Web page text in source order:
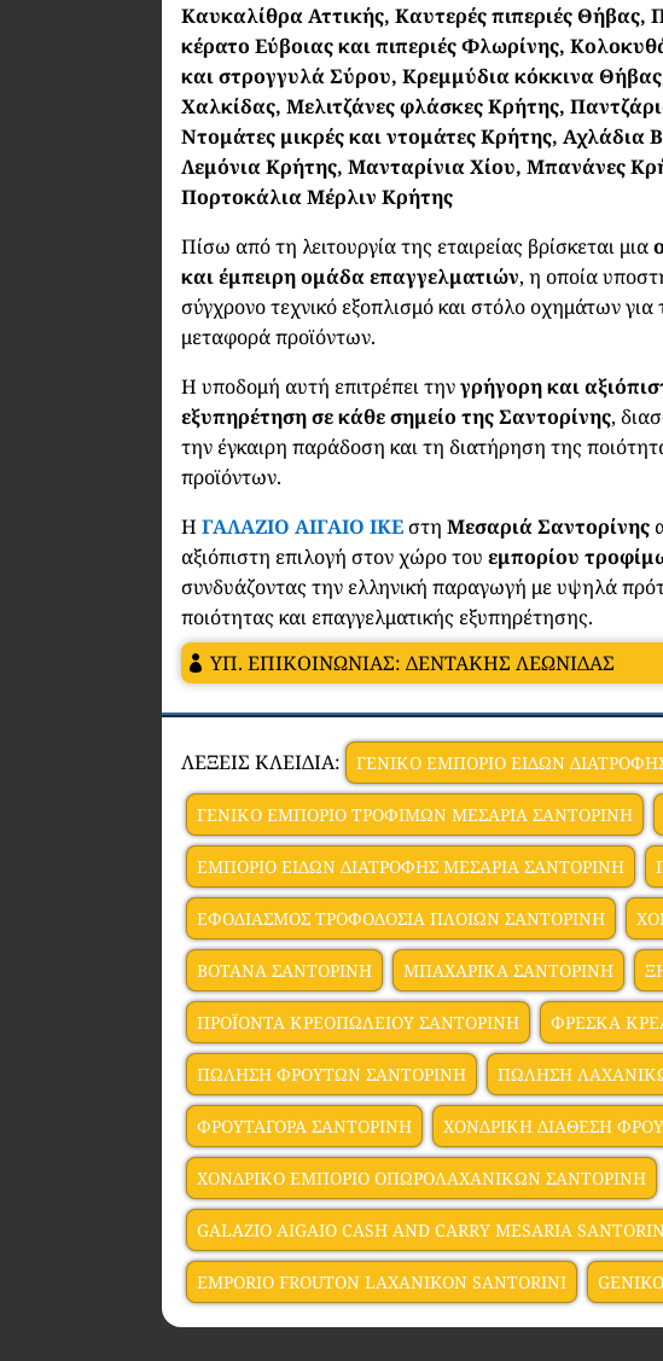
Καυκαλίθρα Αττικής, Καυτερές πιπεριές Θήβας,
κέρατο Εύβοιας και πιπεριές Φλωρίνης,
και στρογγυλά Σύρου, Κρεμμύδια κόκκινα
Χαλκίδας, Μελιτζάνες φλάσκες Κρήτης,
Ντομάτες μικρές και ντομάτες Κρήτης, Αχλάδια
Λεμόνια Κρήτης, Μανταρίνια Χίου, Μπανάνες
Πορτοκάλια Μέρλιν Κρήτης
Πίσω από τη λειτουργία της εταιρείας βρίσκεται μια
και έμπειρη ομάδα επαγγελματιών, η οποία
σύγχρονο τεχνικό εξοπλισμό και στόλο οχημάτων
μεταφορά προϊόντων.
Η υποδομή αυτή επιτρέπει τηνγρήγορη και
εξυπηρέτηση σε κάθε σημείο της Σαντορίνης,
την έγκαιρη παράδοση και τη διατήρηση της
προϊόντων.
ΗΓΑΛΑΖΙΟ ΑΙΓΑΙΟ ΙΚΕ στη Μεσαριά Σαντορίνης
αξιόπιστη επιλογή στον χώρο του εμπορίου
συνδυάζοντας την ελληνική παραγωγή με υψηλά
ποιότητας και επαγγελματικής εξυπηρέτησης.
ΥΠ. ΕΠΙΚΟΙΝΩΝΙΑΣ: ΔΕΝΤΑΚΗΣ ΛΕΩΝΙΔΑΣ
ΛΕΞΕΙΣ ΚΛΕΙΔΙΑ: ΓΕΝΙΚΟ ΕΜΠΟΡΙΟ ΕΙΔΩΝ
ΓΕΝΙΚΟ ΕΜΠΟΡΙΟ ΤΡΟΦΙΜΩΝ ΜΕΣΑΡΙΑ ΣΑΝΤΟΡΙΝΗ
ΕΜΠΟΡΙΟ ΕΙΔΩΝ ΔΙΑΤΡΟΦΗΣ ΜΕΣΑΡΙΑ ΣΑΝΤΟΡΙΝΗ
ΕΦΟΔΙΑΣΜΟΣ ΤΡΟΦΟΔΟΣΙΑ ΠΛΟΙΩΝ ΣΑΝΤΟΡΙΝΗ
ΒΟΤΑΝΑ ΣΑΝΤΟΡΙΝΗ ΜΠΑΧΑΡΙΚΑ ΣΑΝΤΟΡΙΝΗ
ΠΡΟΪΟΝΤΑ ΚΡΕΟΠΩΛΕΙΟΥ ΣΑΝΤΟΡΙΝΗ ΦΡΕΣΚΑ
ΠΩΛΗΣΗ ΦΡΟΥΤΩΝ ΣΑΝΤΟΡΙΝΗ ΠΩΛΗΣΗ
ΦΡΟΥΤΑΓΟΡΑ ΣΑΝΤΟΡΙΝΗ ΧΟΝΔΡΙΚΗ ΔΙΑΘΕΣΗ
ΧΟΝΔΡΙΚΟ ΕΜΠΟΡΙΟ ΟΠΩΡΟΛΑΧΑΝΙΚΩΝ ΣΑΝΤΟΡΙΝΗ
GALAZIO AIGAIO CASH AND CARRY MESARIA
EMPORIO FROUTON LAXANIKON SANTORINI